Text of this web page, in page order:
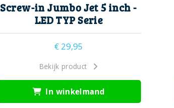
Screw-in Jumbo Jet 5 inch -
LED TYP Serie
€29,95
Bekijk product
In winkelmand